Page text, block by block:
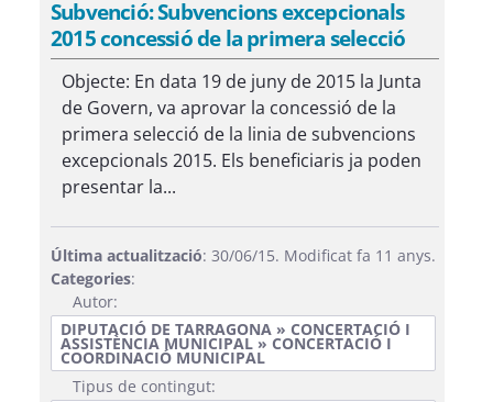
Subvenció: Subvencions excepcionals
2015 concessió de la primera selecció
Objecte: En data 19 de juny de 2015 la Junta
de Govern, va aprovar la concessió de la
primera selecció de la linia de subvencions
excepcionals 2015. Els beneficiaris ja poden
presentar la...
Última actualització: 30/06/15. Modificat fa 11 anys.
Categories:
Autor:
DIPUTACIÓ DE TARRAGONA » CONCERTACIÓ I
ASSISTÈNCIA MUNICIPAL » CONCERTACIÓ I
COORDINACIÓ MUNICIPAL
Tipus de contingut: